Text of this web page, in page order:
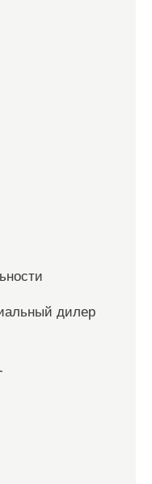
дилер